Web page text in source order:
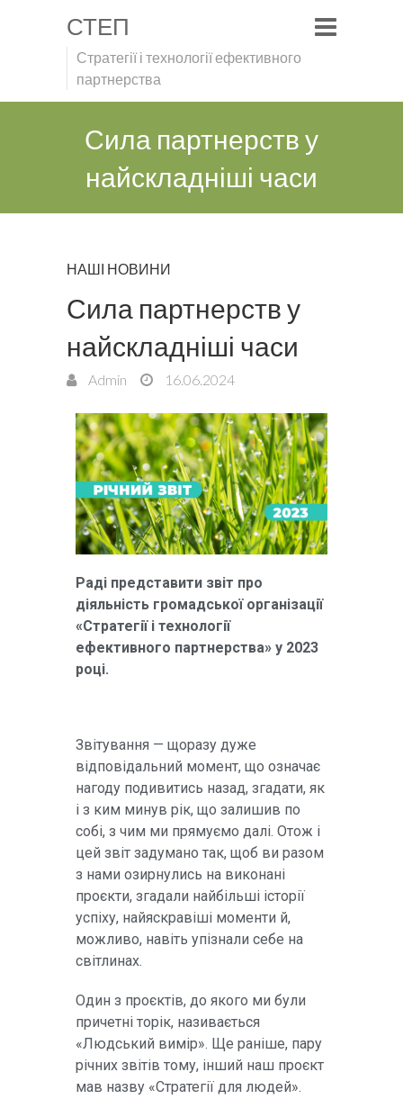
СТЕП
Стратегії і технології ефективного
партнерства
Сила партнерств у
найскладніші часи
НАШІ НОВИНИ
Сила партнерств у
найскладніші часи
Admin 16.06.2024
Раді представити звіт про
діяльність громадської організації
«Стратегії і технології
ефективного партнерства» у 2023
році.
Звітування — щоразу дуже
відповідальний момент, що означає
нагоду подивитись назад, згадати, як
і з ким минув рік, що залишив по
собі, з чим ми прямуємо далі. Отож і
цей звіт задумано так, щоб ви разом
з нами озирнулись на виконані
проєкти, згадали найбільші історії
успіху, найяскравіші моменти й,
можливо, навіть упізнали себе на
світлинах.
Один з проєктів, до якого ми були
причетні торік, називається
«Людський вимір». Ще раніше, пару
річних звітів тому, інший наш проєкт
мав назву «Стратегії для людей».